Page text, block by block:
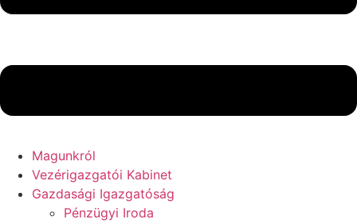
Magunkról
Vezérigazgatói Kabinet
Gazdasági Igazgatóság
Pénzügyi Iroda